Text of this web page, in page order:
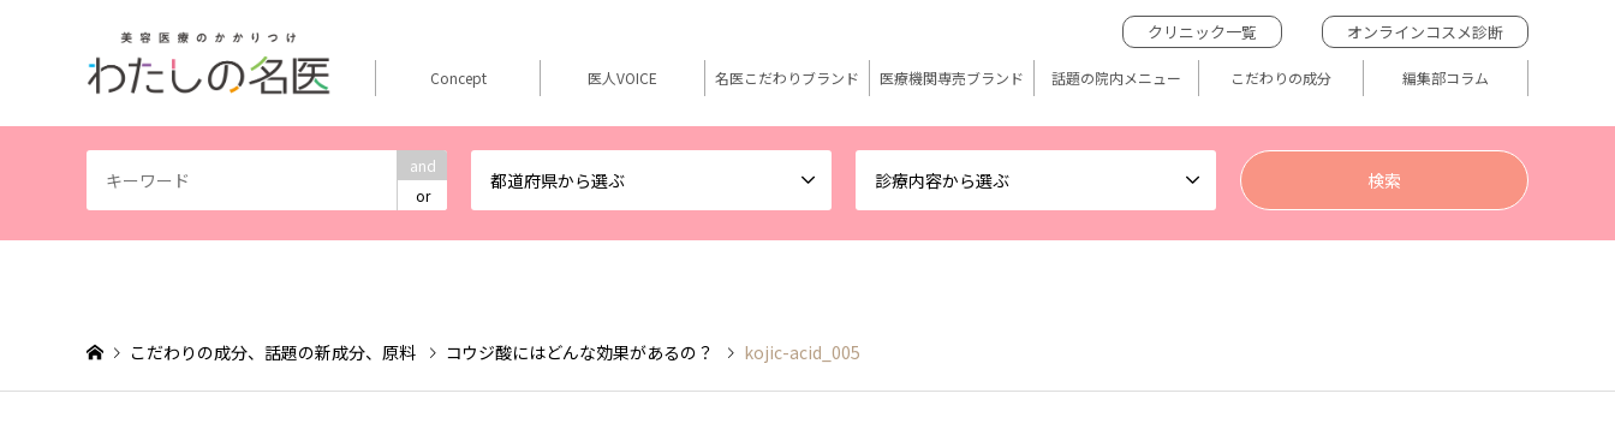
and
or
都道府県から選ぶ 診療内容から選ぶ
クリニック一覧 オンラインコスメ診断
Concept 医人VOICE 名医こだわりブランド 医療機関専売ブランド 話題の院内メニュー こだわりの成分 編集部コラム
こだわりの成分、話題の新成分、原料 コウジ酸にはどんな効果があるの？ kojic-acid_005